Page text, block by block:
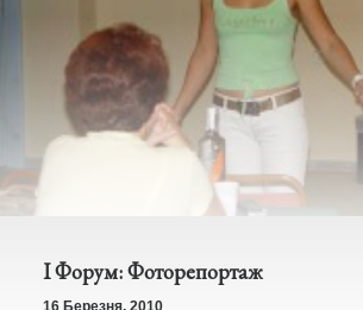
І Форум: Фоторепортаж
16 Березня, 2010